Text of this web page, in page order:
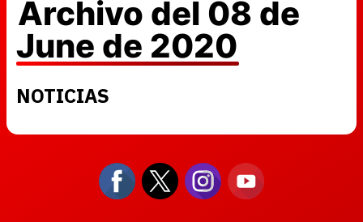
Archivo del 08 de
June de 2020
NOTICIAS